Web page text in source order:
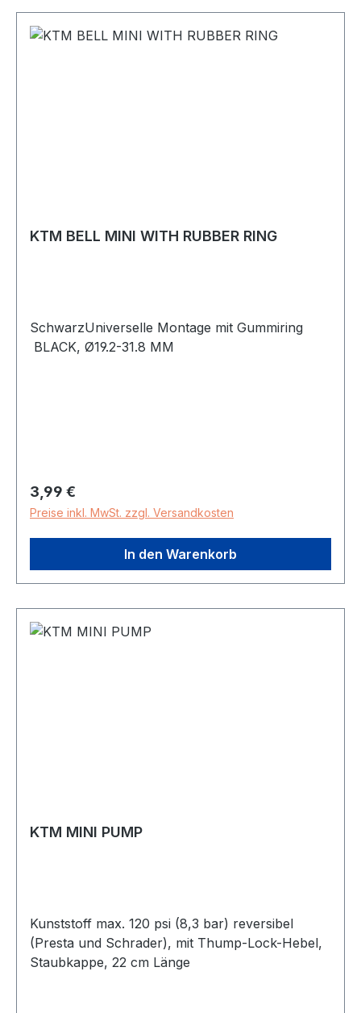
KTM BELL MINI WITH RUBBER RING
SchwarzUniverselle Montage mit Gummiring
BLACK, Ø19.2-31.8 MM
Regulärer Preis:
3,99 €
Preise inkl. MwSt. zzgl. Versandkosten
In den Warenkorb
KTM MINI PUMP
Kunststoff max. 120 psi (8,3 bar) reversibel
(Presta und Schrader), mit Thump-Lock-Hebel,
Staubkappe, 22 cm Länge